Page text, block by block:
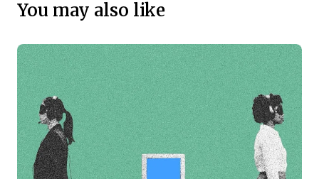
You may also like